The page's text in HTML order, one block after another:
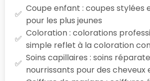
Coupe enfant : coupes stylées
pour les plus jeunes
Coloration : colorations
simple reflet à la coloration
Soins capillaires : soins
nourrissants pour des cheveux